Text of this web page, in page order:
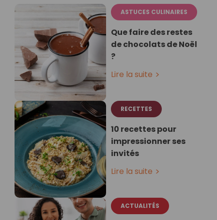
ASTUCES CULINAIRES
Que faire des restes
de chocolats de Noël
?
Lire la suite
RECETTES
10 recettes pour
impressionner ses
invités
Lire la suite
ACTUALITÉS